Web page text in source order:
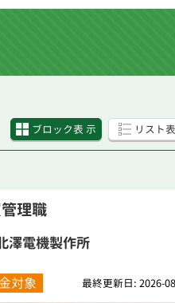
ブロック表 示 リスト
理職
澤電機製作所
対象 最終更新日: 2026-